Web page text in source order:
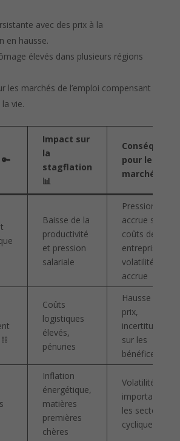
avec des prix à la
en hausse.
élevés dans plusieurs régions
les marchés de l’emploi compensant
vie.
Impact sur
la
stagflation
📊
Conséquence
pour les
marchés 💼
Baisse de la
productivité
et pression
salariale
Pression
accrue sur les
coûts des
entreprises,
volatilité
accrue
⛓️
Coûts
logistiques
élevés,
pénuries
Hausse des
prix,
incertitudes
sur les
bénéfices
Inflation
énergétique,
matières
premières
chères
Volatilité
importante sur
les secteurs
cycliques